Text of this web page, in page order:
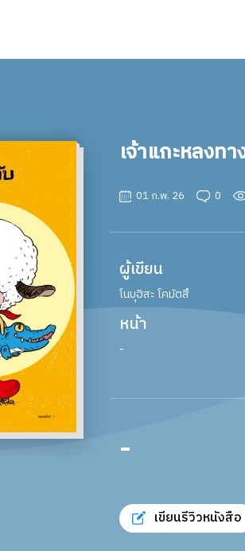
เจ้าแกะหลงท
01 ก.พ. 26 0
ผู้เขียน
โนบุฮิสะ โคมัตสึ
หน้า
-
-
เขียนรีวิวหนังสือ